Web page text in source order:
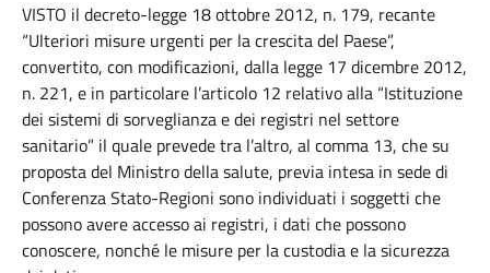
VISTO il decreto-legge 18 ottobre 2012, n. 179, recante
“Ulteriori misure urgenti per la crescita del Paese”,
convertito, con modificazioni, dalla legge 17 dicembre 2012,
n. 221, e in particolare l’articolo 12 relativo alla “Istituzione
dei sistemi di sorveglianza e dei registri nel settore
sanitario” il quale prevede tra l’altro, al comma 13, che su
proposta del Ministro della salute, previa intesa in sede di
Conferenza Stato-Regioni sono individuati i soggetti che
possono avere accesso ai registri, i dati che possono
conoscere, nonché le misure per la custodia e la sicurezza